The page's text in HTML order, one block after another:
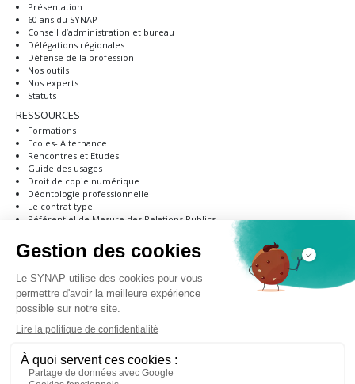
Présentation
60 ans du SYNAP
Conseil d’administration et bureau
Délégations régionales
Défense de la profession
Nos outils
Nos experts
Statuts
RESSOURCES
Formations
Ecoles- Alternance
Rencontres et Etudes
Guide des usages
Droit de copie numérique
Déontologie professionnelle
Le contrat type
Référentiel de Mesure des Relations Publics
NOUS REJOINDRE
Modalités d’adhésion
Formulaire d'adhésion
ANNUAIRE
PRESSE & MÉDIAS
CONTACT